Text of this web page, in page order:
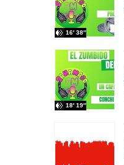
16′ 38″
18′ 19″